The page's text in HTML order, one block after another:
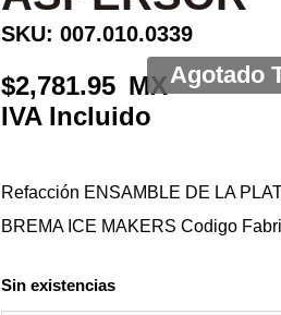
SKU: 007.010.0339
2,781.95
Refacción ENSAMBLE DE LA
BREMA ICE MAKERS Codigo
Sin existencias